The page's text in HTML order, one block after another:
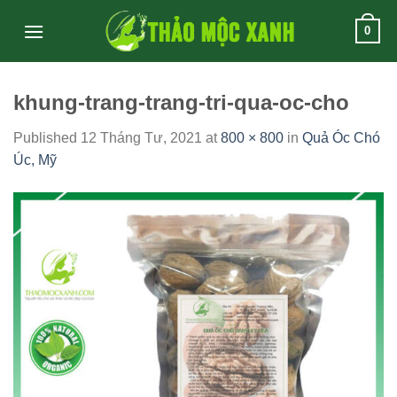
0
khung-trang-trang-tri-qua-oc-cho
Published 12 Tháng Tư, 2021 at800 × 800 in Quả Óc Chó
Úc, Mỹ